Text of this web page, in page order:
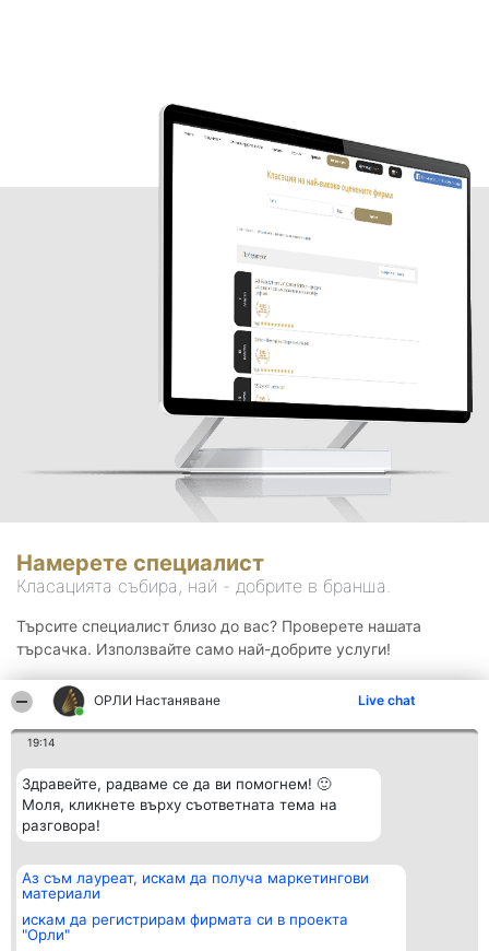
ОРЛИ Настаняване Live chat
19:14
Здравейте, радваме се да ви помогнем! 🙂
Моля, кликнете върху съответната тема на
разговора!
Аз съм лауреат, искам да получа маркетингови
материали
искам да регистрирам фирмата си в проекта
"Орли"
Намерете специалист
Класацията събира, най - добрите в бранша.
Търсите специалист близо до вас? Проверете нашата
търсачка. Използвайте само най-добрите услуги!
Организатор на
класиране
BulevardulAleea Timișul De
Sus Nr. 2, Bl. A30, Sc. A, Et.
Класация
всички
Контакти